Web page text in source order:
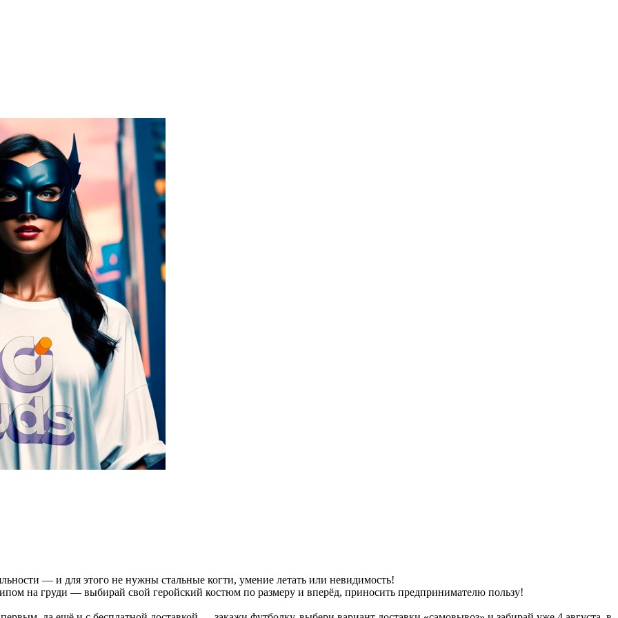
— и для этого не нужны стальные когти, умение летать или невидимость!
на груди — выбирай свой геройский костюм по размеру и вперёд, приносить предпринимателю пользу!